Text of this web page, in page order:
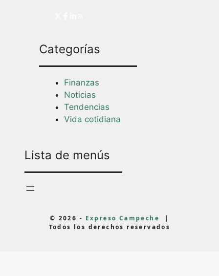
Categorías
Finanzas
Noticias
Tendencias
Vida cotidiana
Lista de menús
© 2026 - Expreso Campeche
|
Todos los derechos reservados